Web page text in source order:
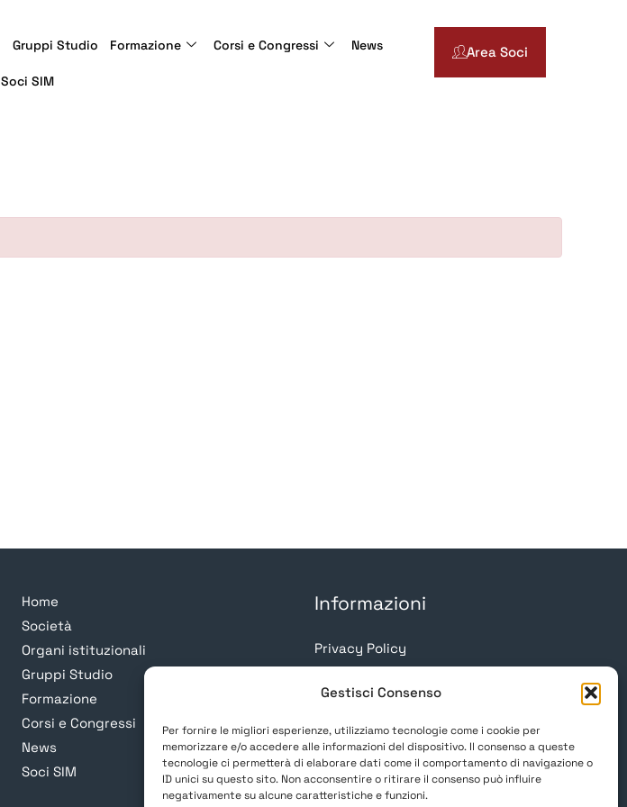
Gestisci Consenso
Per fornire le migliori esperienze, utilizziamo tecnologie come i cookie per
memorizzare e/o accedere alle informazioni del dispositivo. Il consenso a queste
tecnologie ci permetterà di elaborare dati come il comportamento di navigazione o
ID unici su questo sito. Non acconsentire o ritirare il consenso può influire
negativamente su alcune caratteristiche e funzioni.
Gruppi Studio Formazione Corsi e Congressi News
Soci SIM
Area Soci
Home
Società
Organi istituzionali
Gruppi Studio
Formazione
Corsi e Congressi
News
Soci SIM
Informazioni
Privacy Policy